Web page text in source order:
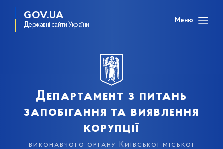
GOV.UA
Державні сайти України
Меню
Департамент з питань
запобігання та виявлення
корупції
виконавчого органу Київської міської